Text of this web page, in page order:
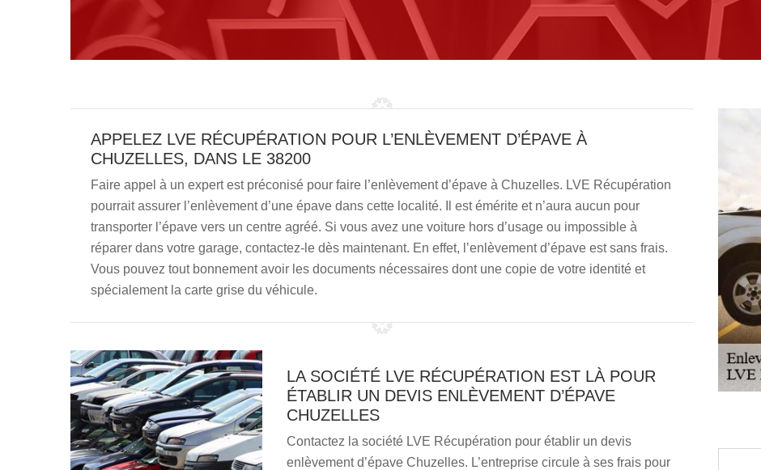
APPELEZ LVE RÉCUPÉRATION POUR L’ENLÈVEMENT D’ÉPAVE À
CHUZELLES, DANS LE 38200
Faire appel à un expert est préconisé pour faire l’enlèvement d’épave à Chuzelles. LVE Récupération
pourrait assurer l’enlèvement d’une épave dans cette localité. Il est émérite et n’aura aucun pour
transporter l’épave vers un centre agréé. Si vous avez une voiture hors d’usage ou impossible à
réparer dans votre garage, contactez-le dès maintenant. En effet, l’enlèvement d’épave est sans frais.
Vous pouvez tout bonnement avoir les documents nécessaires dont une copie de votre identité et
spécialement la carte grise du véhicule.
LA SOCIÉTÉ LVE RÉCUPÉRATION EST LÀ POUR
ÉTABLIR UN DEVIS ENLÈVEMENT D’ÉPAVE
CHUZELLES
Contactez la société LVE Récupération pour établir un devis
enlèvement d’épave Chuzelles. L’entreprise circule à ses frais pour